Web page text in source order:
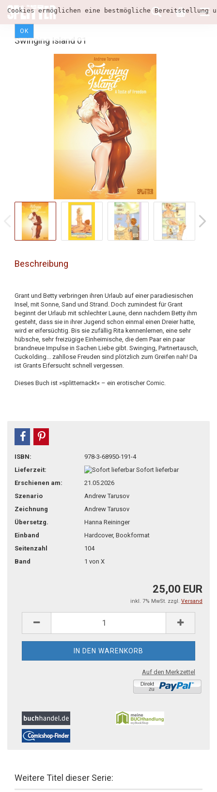
Cookies ermöglichen eine bestmögliche
OK
Swinging Island 01
Beschreibung
Grant und Betty verbringen ihren Urlaub auf einer paradiesischen
Insel, mit Sonne, Sand und Strand. Doch zumindest für Grant
beginnt der Urlaub mit schlechter Laune, denn nachdem Betty ihm
gesteht, dass sie in ihrer Jugend schon einmal einen Dreier hatte,
wird er eifersüchtig. Bis sie zufällig Rita kennenlernen, eine sehr
hübsche, sehr freizügige Einheimische, die dem Paar ein paar
brandneue Impulse in Sachen Liebe gibt. Swinging, Partnertausch,
Cuckolding... zahllose Freuden sind plötzlich zum Greifen nah! Da
ist Grants Eifersucht schnell vergessen.
Dieses Buch ist »splitternackt« – ein erotischer Comic.
teilen
ISBN:
978-3-68950-191-4
Lieferzeit:
Sofort lieferbar
Erschienen am:
21.05.2026
Szenario
Andrew Tarusov
Zeichnung
Andrew Tarusov
Übersetzg.
Hanna Reininger
Einband
Hardcover, Bookformat
Seitenzahl
104
Band
1 von X
25,00 EUR
inkl. 7% MwSt. zzgl. Versand
Auf den Merkzettel
Weitere Titel dieser Serie: